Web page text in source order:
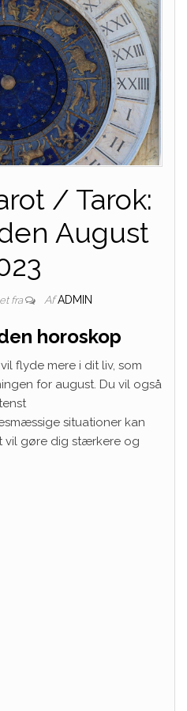
/ Tarok:
August
fra Af ADMIN
horoskop
flyde mere i dit liv, som
for august. Du vil også
situationer kan
vil gøre dig stærkere og